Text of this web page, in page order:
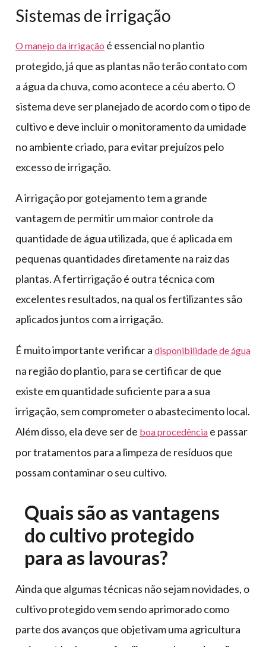
Sistemas de irrigação
O manejo da irrigação é essencial no plantio
protegido, já que as plantas não terão contato com
a água da chuva, como acontece a céu aberto. O
sistema deve ser planejado de acordo com o tipo de
cultivo e deve incluir o monitoramento da umidade
no ambiente criado, para evitar prejuízos pelo
excesso de irrigação.
A irrigação por gotejamento tem a grande
vantagem de permitir um maior controle da
quantidade de água utilizada, que é aplicada em
pequenas quantidades diretamente na raiz das
plantas. A fertirrigação é outra técnica com
excelentes resultados, na qual os fertilizantes são
aplicados juntos com a irrigação.
É muito importante verificar a disponibilidade de água
na região do plantio, para se certificar de que
existe em quantidade suficiente para a sua
irrigação, sem comprometer o abastecimento local.
Além disso, ela deve ser de boa procedência e passar
por tratamentos para a limpeza de resíduos que
possam contaminar o seu cultivo.
Quais são as vantagens
do cultivo protegido
para as lavouras?
Ainda que algumas técnicas não sejam novidades, o
cultivo protegido vem sendo aprimorado como
parte dos avanços que objetivam uma agricultura